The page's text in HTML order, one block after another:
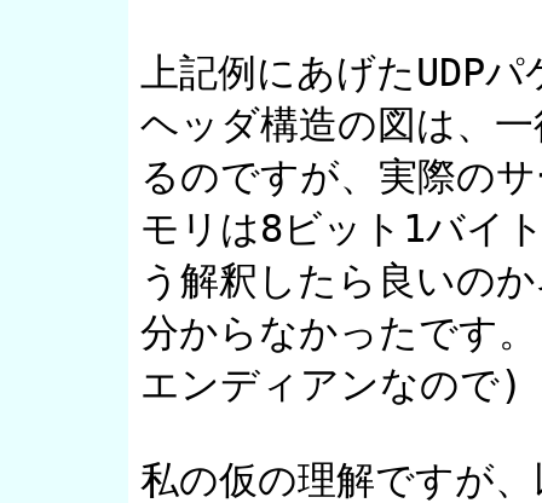
上記例にあげたUDP
ヘッダ構造の図は、
るのですが、実際の
モリは8ビット1バイ
う解釈したら良いの
分からなかったです
エンディアンなので)
私の仮の理解ですが